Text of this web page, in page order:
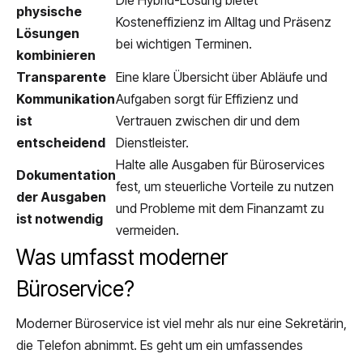
physische
Lösungen
kombinieren
Kosteneffizienz im Alltag und Präsenz
bei wichtigen Terminen.
Transparente
Kommunikation
ist
entscheidend
Eine klare Übersicht über Abläufe und
Aufgaben sorgt für Effizienz und
Vertrauen zwischen dir und dem
Dienstleister.
Dokumentation
der Ausgaben
ist notwendig
Halte alle Ausgaben für Büroservices
fest, um steuerliche Vorteile zu nutzen
und Probleme mit dem Finanzamt zu
vermeiden.
Was umfasst moderner
Büroservice?
Moderner Büroservice ist viel mehr als nur eine Sekretärin,
die Telefon abnimmt. Es geht um ein umfassendes